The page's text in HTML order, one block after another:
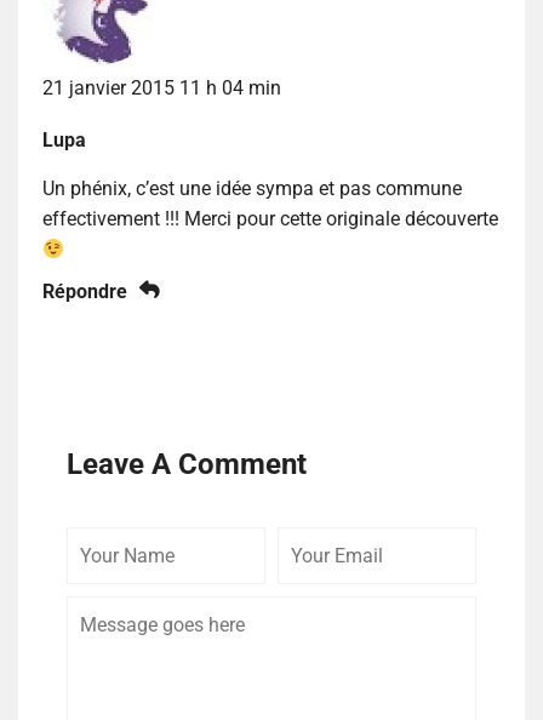
21 janvier 2015 11 h 04 min
Lupa
Un phénix, c’est une idée sympa et pas commune
effectivement !!! Merci pour cette originale découverte
Répondre
Leave A Comment